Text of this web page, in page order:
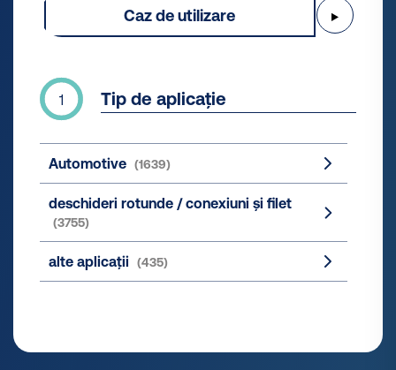
Caz de utilizare ▶
1 Tip de aplicație
Automotive (1639)
deschideri rotunde / conexiuni și filet
(3755)
alte aplicații (435)